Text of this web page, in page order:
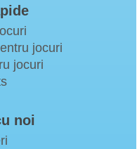
jocuri
jocuri
noi